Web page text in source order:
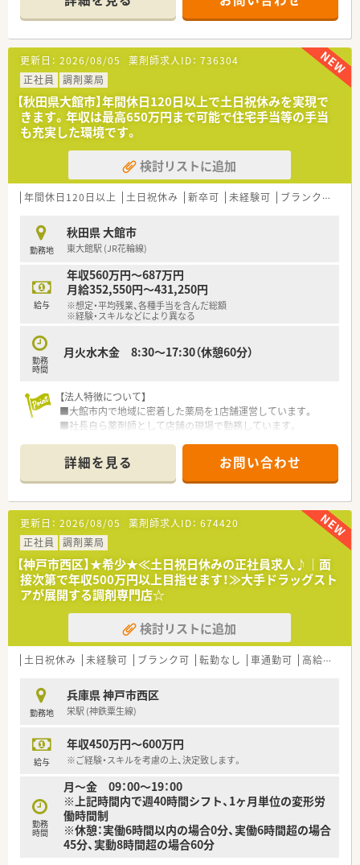
庫管理がお仕事になります
■17時45定時で残業が無いため、ご家庭やプライベートの事情
で時間に制限がある方
更新日： 2026/08/05 薬剤師求人ID： 736304
正社員
調剤薬局
【秋田県大館市】年間休日120日以上で土日祝休みを実現で
きます。年収は最高650万円まで可能で住宅手当等の手当
も充実した環境です。
検討リストに追加
年間休日120日以上 土日祝休み 新卒可 未経験可 ブランク可
勤務地
秋田県 大館市
東大館駅 (JR花輪線)
給与
年収560万円～687万円
月給352,550円～431,250円
※想定・平均残業、各種手当を含んだ総額
※経験・スキルなどにより異なる
勤務
時間
月火水木金 8:30～17:30（休憩60分）
【法人特徴について】
■大館市内で地域に密着した薬局を1店舗運営しています。
■社長自ら薬剤師として店舗の現場で勤務しています。
【店舗情報と応需状況について】
■最寄り駅の東大館駅から車で4分ほどの場所にあります。
■大館市立総合病院前で総合科目を1日100枚応需します。
■常勤薬剤師3名と事務3名で迅速な対応を行っています。
【勤務実態について】
■平日の勤務時間は8時30分から17時30分までです。
■完全週休2日制で土曜日と日曜日と祝日が休日となります。
■年間休日は120日以上ありプライベートを確保できます。
【想定されるモデル年収】
■20代の方のモデル年収は530万円以上となります。
■30代の方のモデル年収は600万円以上となります。
■40代の方のモデル年収は650万円以上となります。
詳細を見る お問い合わせ
更新日： 2026/08/05 薬剤師求人ID： 674420
正社員
調剤薬局
【神戸市西区】★希少★≪土日祝日休みの正社員求人♪｜面
接次第で年収500万円以上目指せます！≫大手ドラッグスト
アが展開する調剤専門店☆
検討リストに追加
土日祝休み 未経験可 ブランク可 転勤なし 車通勤可 高給与(600万円以上)
勤務地
兵庫県 神戸市西区
栄駅 (神鉄粟生線)
給与
年収450万円～600万円
※ご経験・スキルを考慮の上、決定致します。
勤務
時間
月～金 09：00～19：00
※上記時間内で週40時間シフト、1ヶ月単位の変形労
働時間制
※休憩：実働6時間以内の場合0分、実働6時間超の場合
45分、実動8時間超の場合60分